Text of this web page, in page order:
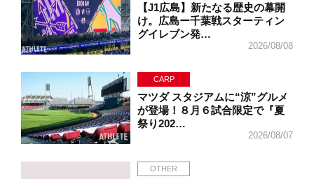
【J1広島】新たなる歴史の幕開
け。広島ー千葉戦スターティン
グイレブン発…
2026/08/08
CARP
マツダ スタジアムに“涼”グルメ
が登場！８月６試合限定で『夏
祭り202…
2026/08/07
OTHER